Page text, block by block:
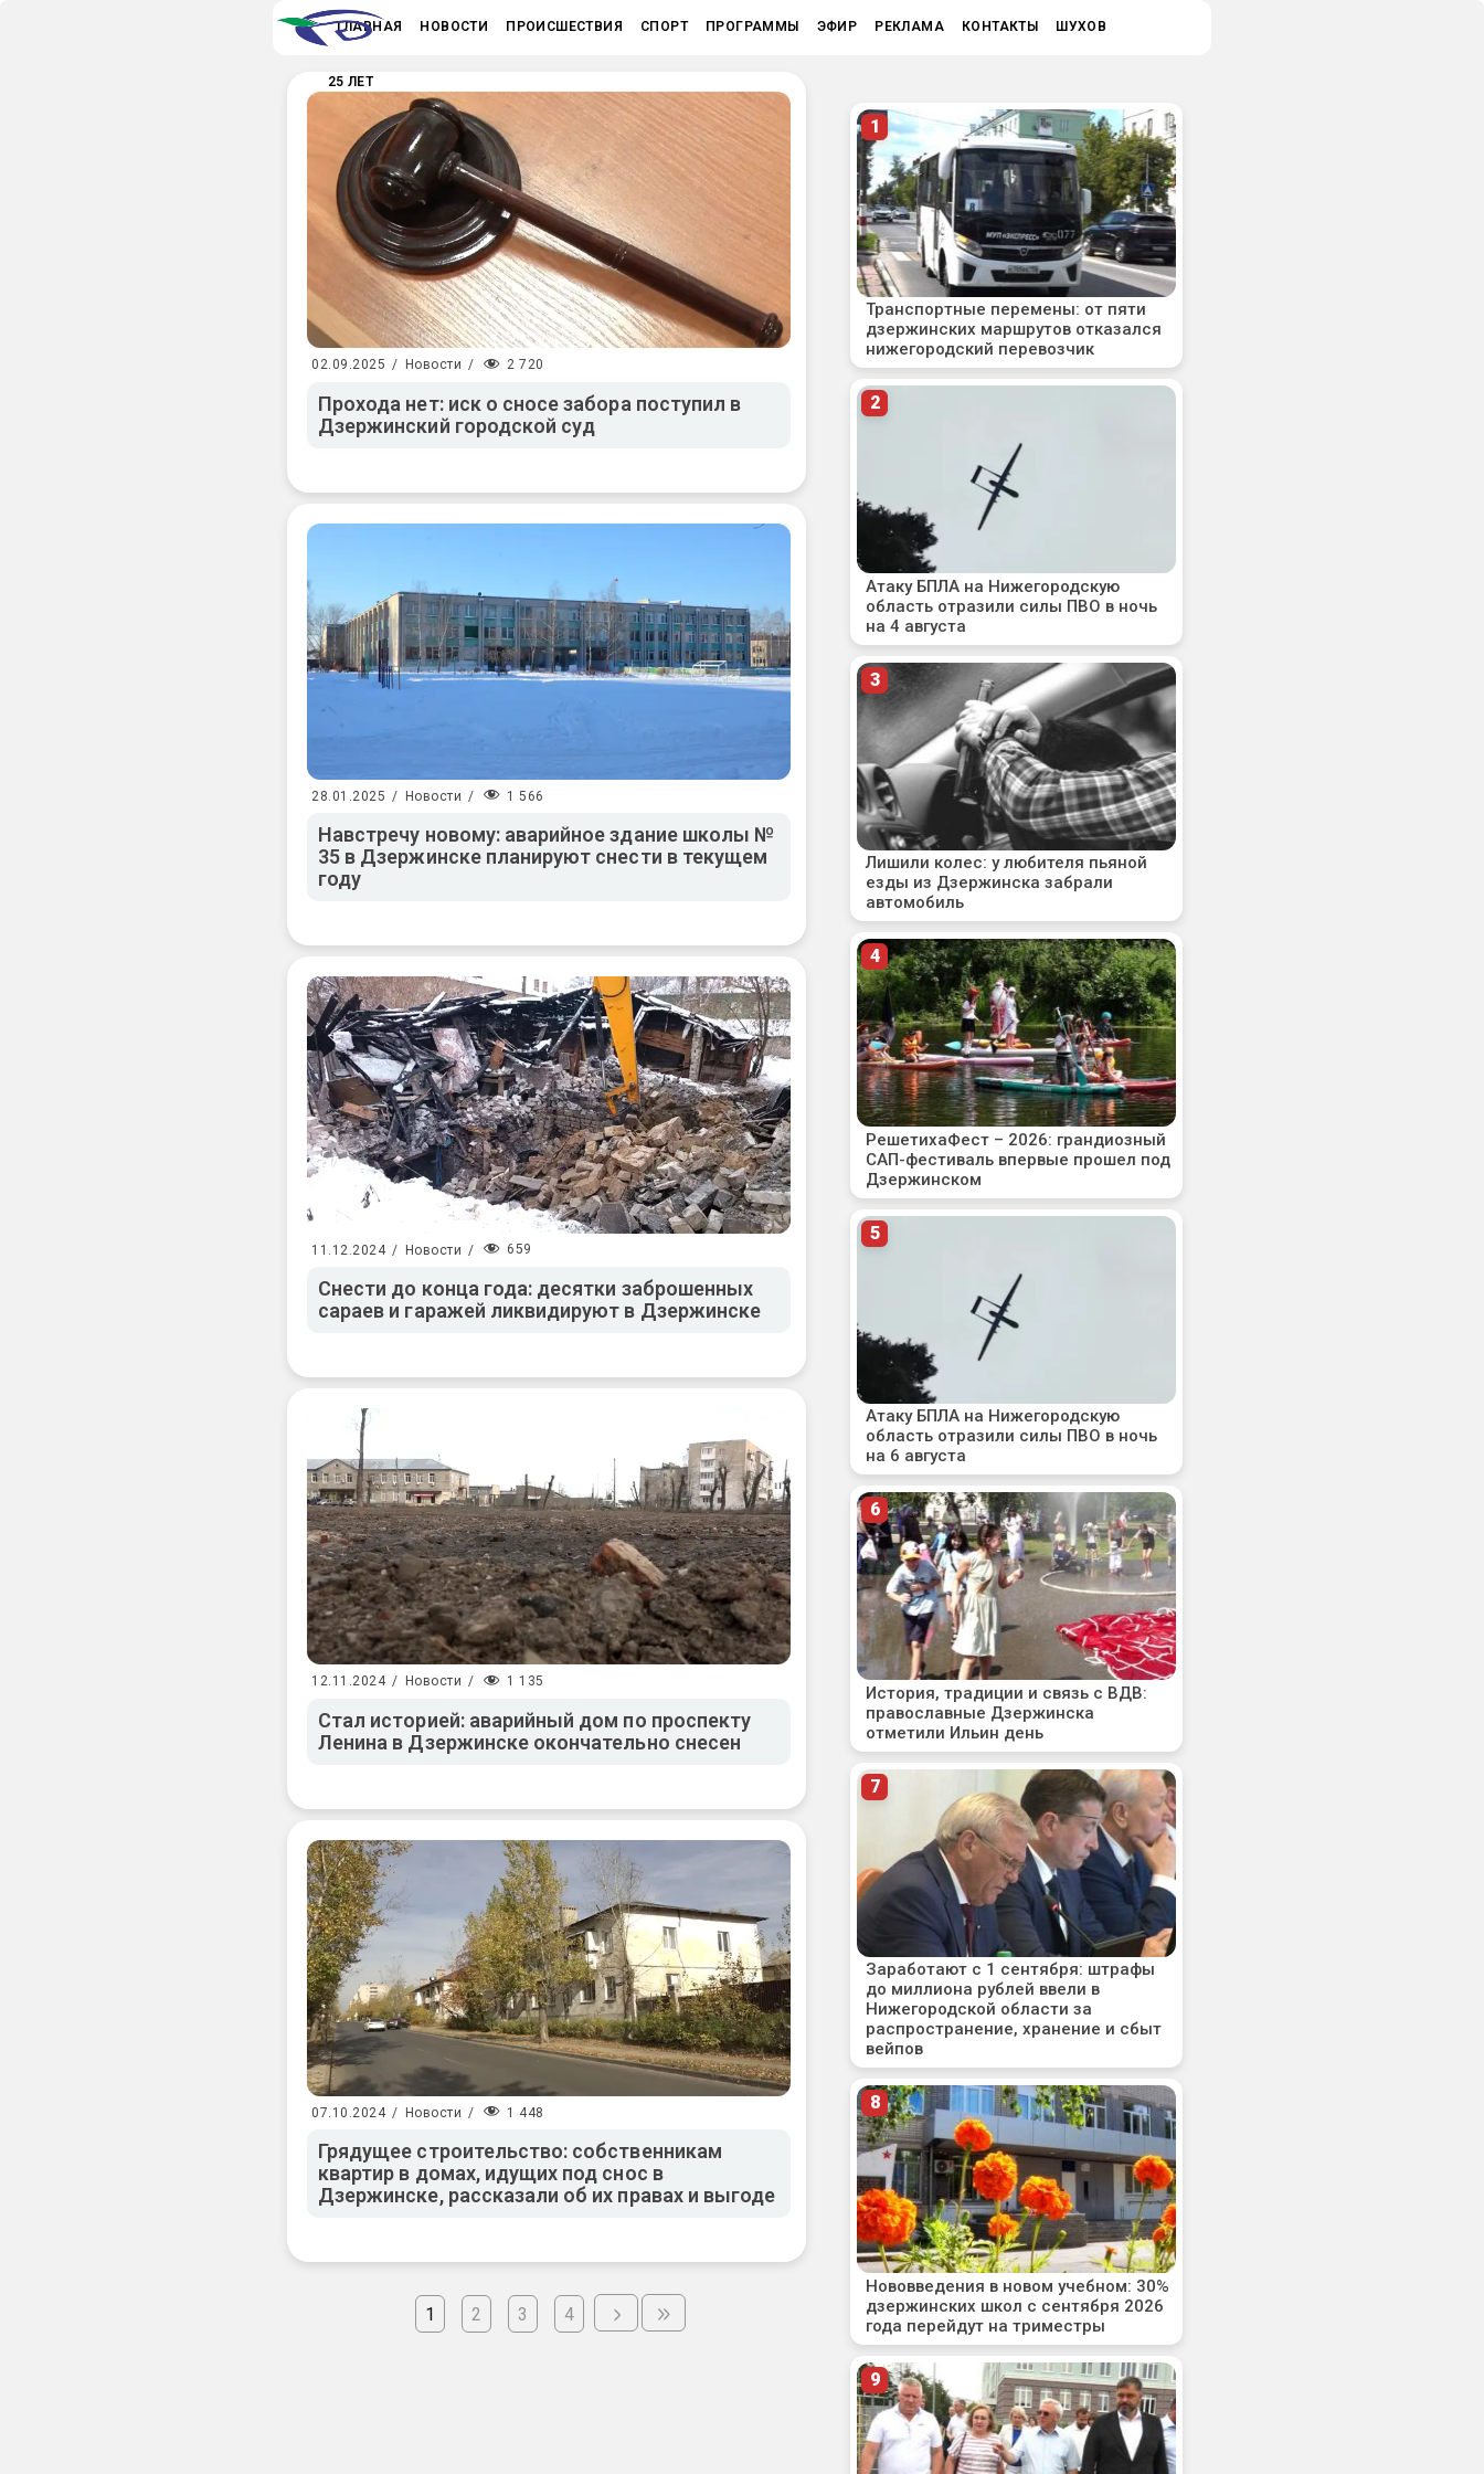
ГЛАВНАЯ НОВОСТИ ПРОИСШЕСТВИЯ СПОРТ ПРОГРАММЫ ЭФИР РЕКЛАМА КОНТАКТЫ ШУХОВ
25 ЛЕТ
02.09.2025 / Новости / 2 720
Прохода нет: иск о сносе забора поступил в
Дзержинский городской суд
28.01.2025 / Новости / 1 566
Навстречу новому: аварийное здание школы №
35 в Дзержинске планируют снести в текущем
году
11.12.2024 / Новости / 659
Снести до конца года: десятки заброшенных
сараев и гаражей ликвидируют в Дзержинске
12.11.2024 / Новости / 1 135
Стал историей: аварийный дом по проспекту
Ленина в Дзержинске окончательно снесен
07.10.2024 / Новости / 1 448
Грядущее строительство: собственникам
квартир в домах, идущих под снос в
Дзержинске, рассказали об их правах и выгоде
1 2 3 4